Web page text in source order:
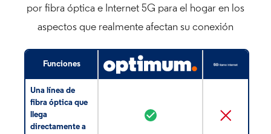
por fibra óptica e Internet 5G para el hogar en los
aspectos que realmente afectan su conexión
Funciones
Una línea de
fibra óptica que
llega
directamente a